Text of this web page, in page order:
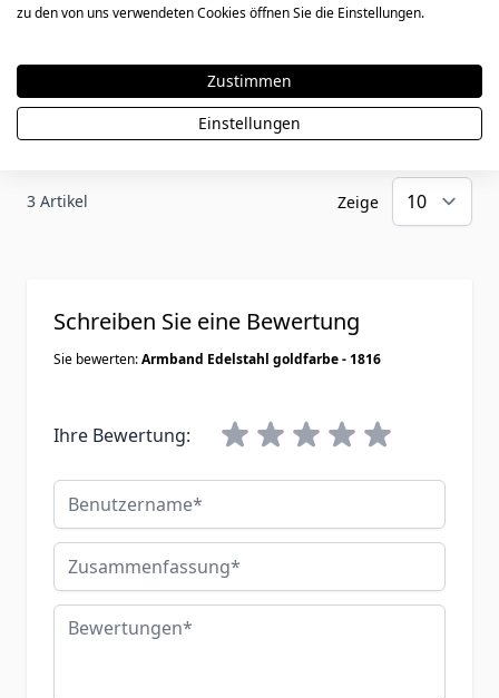
Elegant und einzigartig. Vielen Dank für den
tollen Kundenservice. Die Gravur Top!
3 Artikel Zeige
Schreiben Sie eine Bewertung
Sie bewerten:Armband Edelstahl goldfarbe - 1816
Ihre Bewertung:
Benutzername
Zusammenfassung
Bewertungen
zu den von uns verwendeten Cookies öffnen Sie die Einstellungen.
Zustimmen
Einstellungen